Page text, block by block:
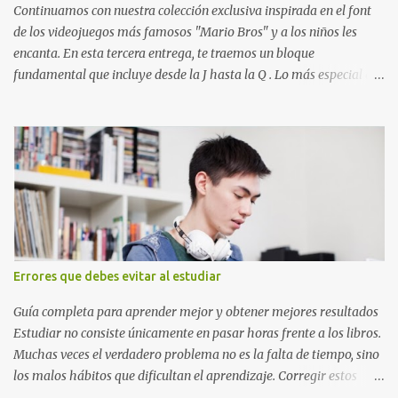
que define a toda la colección. Primera parte del juego de letras
in...
Continuamos con nuestra colección exclusiva inspirada en el font
de los videojuegos más famosos "Mario Bros" y a los niños les
encanta. En esta tercera entrega, te traemos un bloque
fundamental que incluye desde la J hasta la Q . Lo más especial de
desde la J hasta la Q ¿Qué incluye este bloque de letras? En esta
sección de evecrea.com , encontrarás imágenes individuales en alta
resolución de las siguientes letras: Letras vibrantes : La J y la M en
el clásico rojo de la gorra de Mario. Tonos azules : La K y la Ñ , que
destacan por su diseño limpio y audaz. Colores secundarios : La L y
la Q en amarillo brillante, junto con la N y la P en un verde
inspirado en los niveles de los juegos. Formas icónicas : No te
pierdas la letra O , diseñada con ese estilo geométrico tan carac...
Errores que debes evitar al estudiar
Guía completa para aprender mejor y obtener mejores resultados
Estudiar no consiste únicamente en pasar horas frente a los libros.
Muchas veces el verdadero problema no es la falta de tiempo, sino
los malos hábitos que dificultan el aprendizaje. Corregir estos